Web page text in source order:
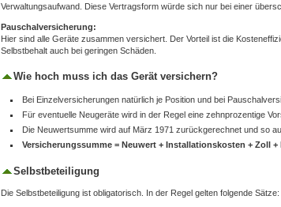
Verwaltungsaufwand. Diese Vertragsform würde sich nur bei einer
Pauschalversicherung:
Hier sind alle Geräte zusammen versichert. Der Vorteil ist die
Selbstbehalt auch bei geringen Schäden.
Wie hoch muss ich das Gerät versichern?
Bei Einzelversicherungen natürlich je Position und bei
Für eventuelle Neugeräte wird in der Regel eine zehnprozentige
Die Neuwertsumme wird auf März 1971 zurückgerechnet und so
Versicherungssumme = Neuwert + Installationskosten + Zoll
Selbstbeteiligung
Die Selbstbeteiligung ist obligatorisch. In der Regel gelten folgende Sätze: